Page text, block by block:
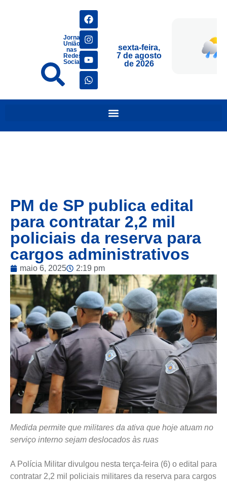
Jornais
União
nas
Redes
Sociais
sexta-feira,
7 de agosto
de 2026
PM de SP publica edital
para contratar 2,2 mil
policiais da reserva para
cargos administrativos
maio 6, 2025 2:19 pm
Medida permite que militares da ativa que hoje atuam no
serviço interno sejam deslocados às ruas
A Polícia Militar divulgou nesta terça-feira (6) o edital para
contratar 2,2 mil policiais militares da reserva para cargos